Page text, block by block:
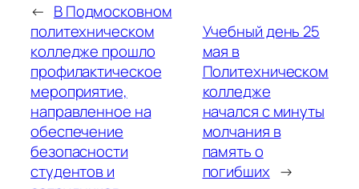
← В Подмосковном
политехническом
колледже прошло
профилактическое
мероприятие,
направленное на
обеспечение
безопасности
студентов и
Учебный день 25
мая в
Политехническом
колледже
начался с минуты
молчания в
память о
погибших →